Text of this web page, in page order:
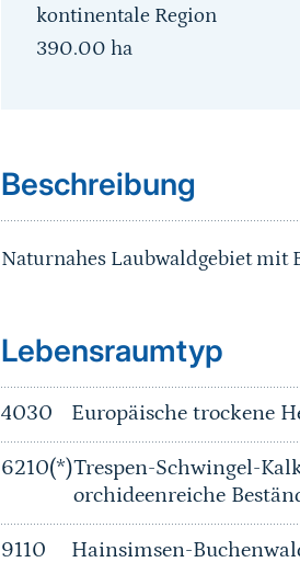
kontinentale Region
390.00 ha
Beschreibung
Naturnahes Laubwaldgebiet mit
Sprungmarke
Lebensraumtyp
4030 Europäische trockene
6210(*)Trespen-Schwingel-
orchideenreiche
9110 Hainsimsen-